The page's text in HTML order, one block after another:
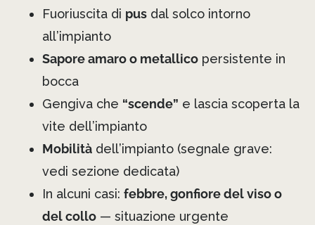
Fuoriuscita di pus dal solco intorno
all’impianto
Sapore amaro o metallico persistente in
bocca
Gengiva che “scende” e lascia scoperta la
vite dell’impianto
Mobilità dell’impianto (segnale grave:
vedi sezione dedicata)
In alcuni casi: febbre, gonfiore del viso o
del collo — situazione urgente